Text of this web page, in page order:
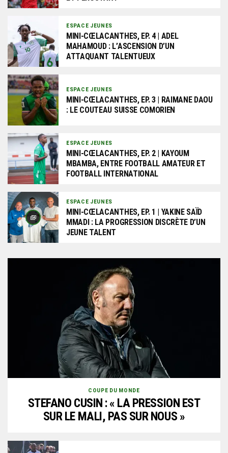
ESPACE JEUNES
MINI-CŒLACANTHES, EP. 4 | ADEL
MAHAMOUD : L’ASCENSION D’UN
ATTAQUANT TALENTUEUX
ESPACE JEUNES
MINI-CŒLACANTHES, EP. 3 | RAIMANE DAOU
: LE COUTEAU SUISSE COMORIEN
ESPACE JEUNES
MINI-CŒLACANTHES, EP. 2 | KAYOUM
MBAMBA, ENTRE FOOTBALL AMATEUR ET
FOOTBALL INTERNATIONAL
ESPACE JEUNES
MINI-CŒLACANTHES, EP. 1 | YAKINE SAÏD
MMADI : LA PROGRESSION DISCRÈTE D’UN
JEUNE TALENT
COUPE DU MONDE
STEFANO CUSIN : « LA PRESSION EST
SUR LE MALI, PAS SUR NOUS »